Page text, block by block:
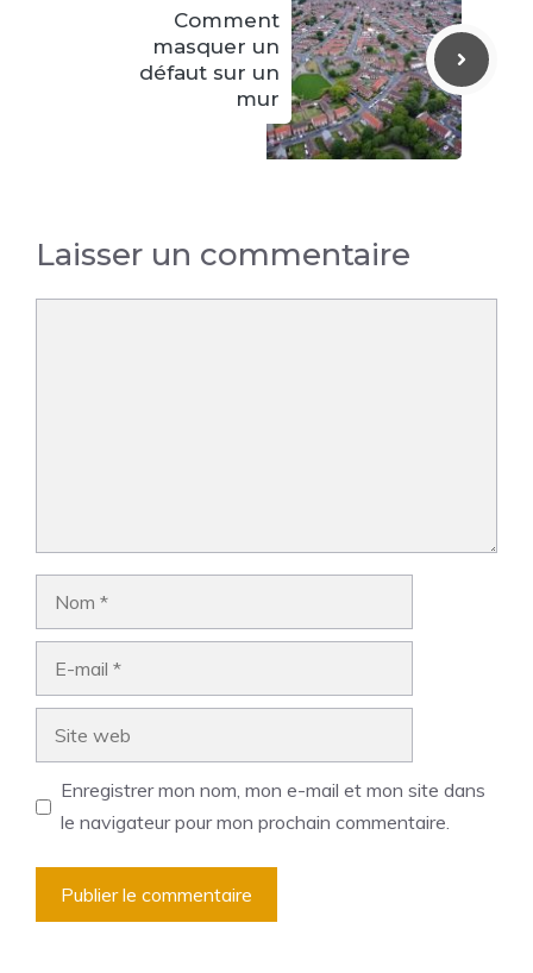
Comment
masquer un
défaut sur un
mur
Laisser un commentaire
Enregistrer mon nom, mon e-mail et mon site dans
le navigateur pour mon prochain commentaire.